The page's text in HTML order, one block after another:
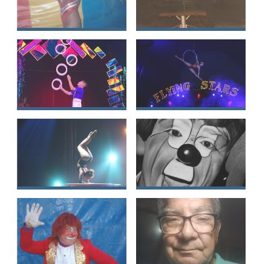
Miriam Luisa Elena
Galaz Maluenda
Johana Cristina
Maluenda Sánchez
Nicolás Antonio
Muñoz Arroyo
Juliette Marlene
López Maluenda
Jennifer Victoria
López Maluenda
Luis Humberto Caro
Moreno